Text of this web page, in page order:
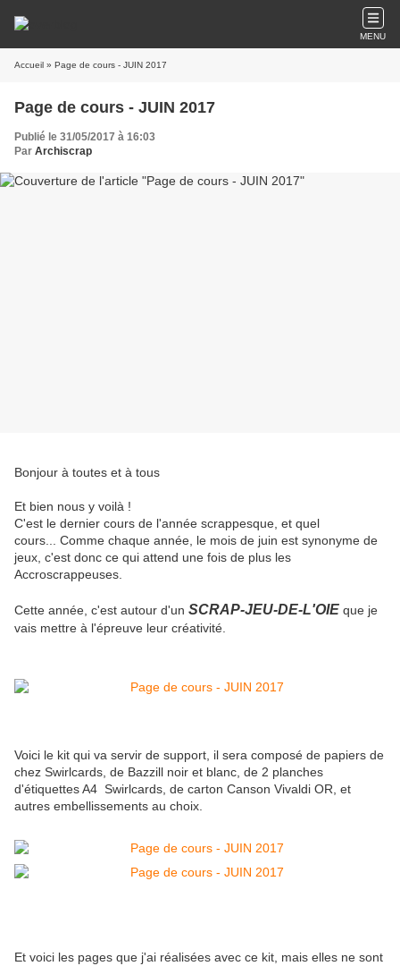
MENU
Accueil » Page de cours - JUIN 2017
Page de cours - JUIN 2017
Publié le 31/05/2017 à 16:03
Par Archiscrap
Bonjour à toutes et à tous
Et bien nous y voilà !
C'est le dernier cours de l'année scrappesque, et quel
cours... Comme chaque année, le mois de juin est synonyme de
jeux, c'est donc ce qui attend une fois de plus les
Accroscrappeuses.
Cette année, c'est autour d'un SCRAP-JEU-DE-L'OIE que je
vais mettre à l'épreuve leur créativité.
Voici le kit qui va servir de support, il sera composé de papiers de
chez Swirlcards, de Bazzill noir et blanc, de 2 planches
d'étiquettes A4 Swirlcards, de carton Canson Vivaldi OR, et
autres embellissements au choix.
Et voici les pages que j'ai réalisées avec ce kit, mais elles ne sont